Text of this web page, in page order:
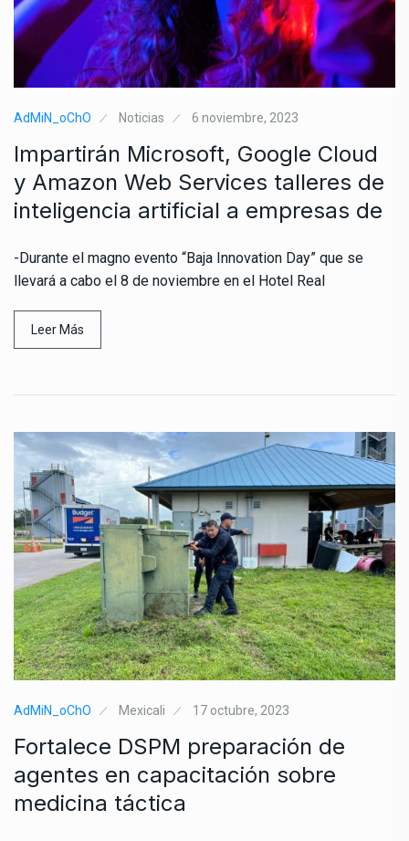
AdMiN_oChO Noticias 6 noviembre, 2023
Impartirán Microsoft, Google Cloud
y Amazon Web Services talleres de
inteligencia artificial a empresas de
-Durante el magno evento “Baja Innovation Day” que se
llevará a cabo el 8 de noviembre en el Hotel Real
Leer Más
AdMiN_oChO Mexicali 17 octubre, 2023
Fortalece DSPM preparación de
agentes en capacitación sobre
medicina táctica